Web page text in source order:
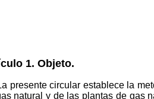
1. Objeto.
presente circular establece la
natural y de las plantas de gas